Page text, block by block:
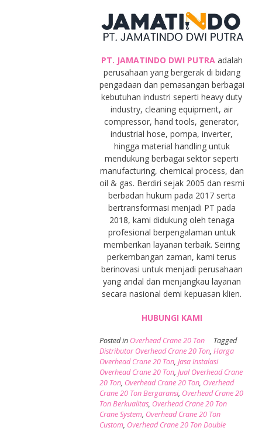
PT. JAMATINDO DWI PUTRA adalah
perusahaan yang bergerak di bidang
pengadaan dan pemasangan berbagai
kebutuhan industri seperti heavy duty
industry, cleaning equipment, air
compressor, hand tools, generator,
industrial hose, pompa, inverter,
hingga material handling untuk
mendukung berbagai sektor seperti
manufacturing, chemical process, dan
oil & gas. Berdiri sejak 2005 dan resmi
berbadan hukum pada 2017 serta
bertransformasi menjadi PT pada
2018, kami didukung oleh tenaga
profesional berpengalaman untuk
memberikan layanan terbaik. Seiring
perkembangan zaman, kami terus
berinovasi untuk menjadi perusahaan
yang andal dan menjangkau layanan
secara nasional demi kepuasan klien.
HUBUNGI KAMI
Posted in Overhead Crane 20 Ton
Tagged
Distributor Overhead Crane 20 Ton, Harga
Overhead Crane 20 Ton, Jasa Instalasi
Overhead Crane 20 Ton, Jual Overhead Crane
20 Ton, Overhead Crane 20 Ton, Overhead
Crane 20 Ton Bergaransi, Overhead Crane 20
Ton Berkualitas, Overhead Crane 20 Ton
Crane System, Overhead Crane 20 Ton
Custom, Overhead Crane 20 Ton Double